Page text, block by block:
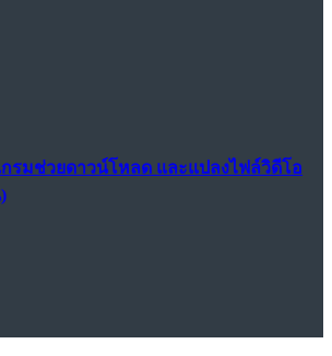
กรมช่วยดาวน์โหลด และแปลงไฟล์วิดีโอ